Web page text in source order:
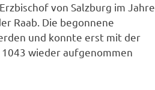
von Salzburg im Jahre
Raab. Die begonnene
und konnte erst mit der
wieder aufgenommen